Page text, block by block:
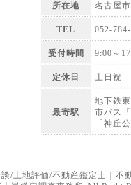
所在地 名古屋
TEL 052-
受付時間 9:00～
定休日 土日祝
最寄駅
地下鉄
市バス
「神丘
/土地評価/不動産鑑定士｜不